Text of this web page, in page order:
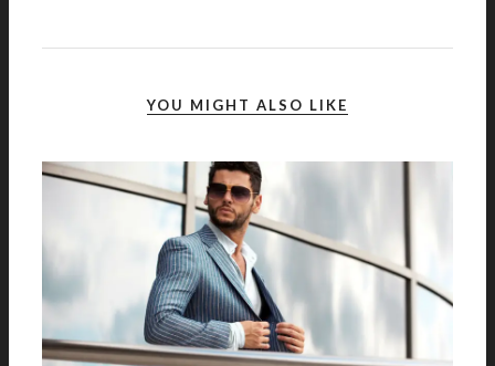
YOU MIGHT ALSO LIKE